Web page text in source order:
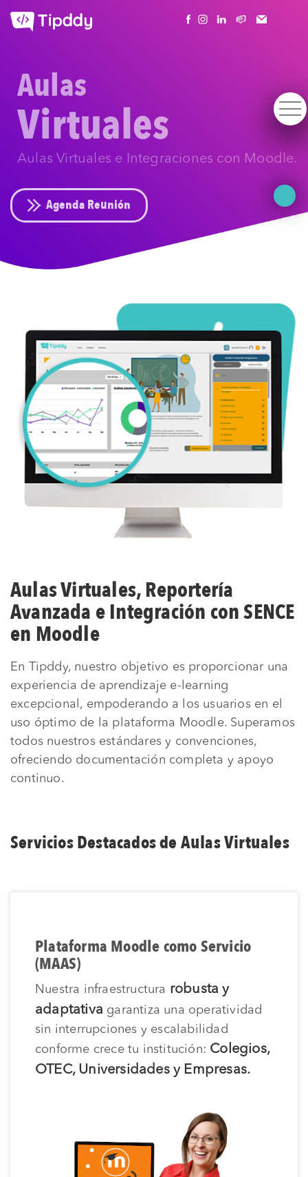
Aulas
Virtuales
Aulas Virtuales e Integraciones con Moodle.
Agenda Reunión
Aulas Virtuales, Reportería
Avanzada e Integración con SENCE
en Moodle
En Tipddy, nuestro objetivo es proporcionar una
experiencia de aprendizaje e-learning
excepcional, empoderando a los usuarios en el
uso óptimo de la plataforma Moodle. Superamos
todos nuestros estándares y convenciones,
ofreciendo documentación completa y apoyo
continuo.
Servicios Destacados de Aulas Virtuales
Plataforma Moodle como Servicio
(MAAS)
Nuestra infraestructura robusta y
adaptativa garantiza una operatividad
sin interrupciones y escalabilidad
conforme crece tu institución: Colegios,
OTEC, Universidades y Empresas.